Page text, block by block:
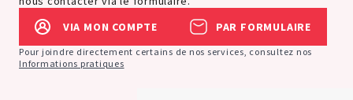
VIA MON COMPTE
PAR FORMULAIRE
Pour joindre directement certains de nos services, consultez nos
Informations pratiques